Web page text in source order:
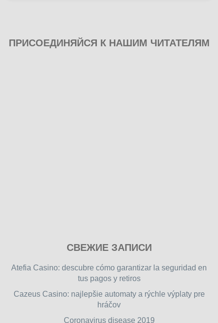
ПРИСОЕДИНЯЙСЯ К НАШИМ ЧИТАТЕЛЯМ
free
games
СВЕЖИЕ ЗАПИСИ
Atefia Casino: descubre cómo garantizar la seguridad en
tus pagos y retiros
Cazeus Casino: najlepšie automaty a rýchle výplaty pre
hráčov
Coronavirus disease 2019